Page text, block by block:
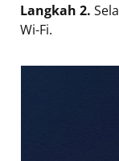
Langkah 2.
Wi-Fi.